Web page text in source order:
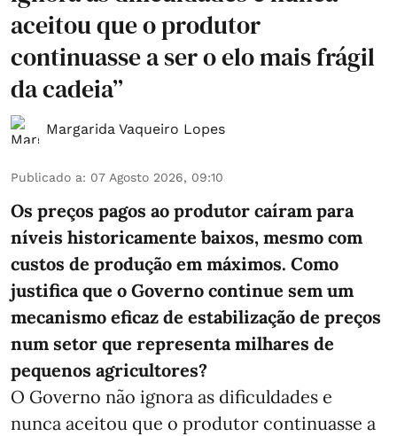
aceitou que o produtor
continuasse a ser o elo mais frágil
da cadeia”
Margarida Vaqueiro Lopes
Publicado a: 07 Agosto 2026, 09:10
Os preços pagos ao produtor caíram para
níveis historicamente baixos, mesmo com
custos de produção em máximos. Como
justifica que o Governo continue sem um
mecanismo eficaz de estabilização de preços
num setor que representa milhares de
pequenos agricultores?
O Governo não ignora as dificuldades e
nunca aceitou que o produtor continuasse a